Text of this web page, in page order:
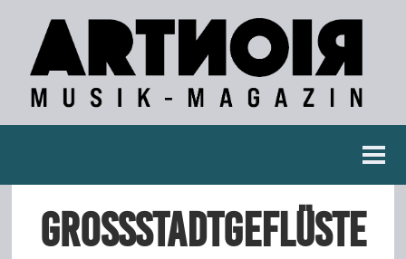
Konzertberichte
Grossstadtgeflüste